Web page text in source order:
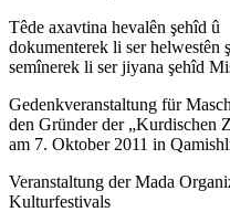
Têde axavtina hevalên şehîd û
dokumenterek li ser helwestên
semînerek li ser jiyana şehîd
Gedenkveranstaltung für
den Gründer der „Kurdischen
am 7. Oktober 2011 in
Veranstaltung der Mada
Kulturfestivals